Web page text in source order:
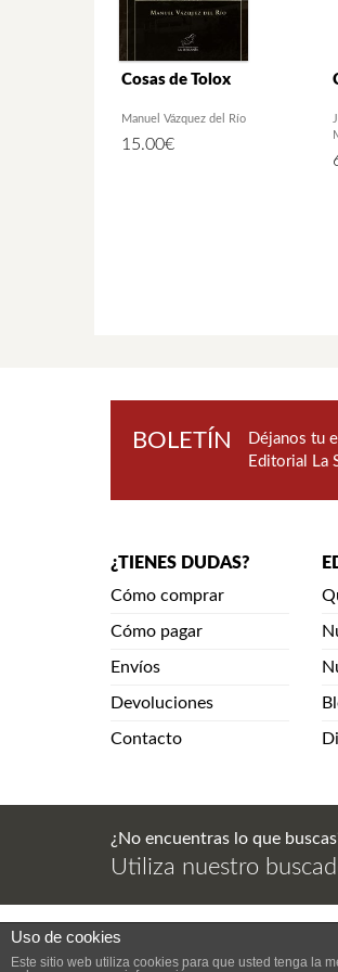
Cosas de Tolox
Manuel Vázquez del Río
15.00€
BOLETÍN
Déjanos tu
Editorial La
¿TIENES DUDAS?
Cómo comprar
Cómo pagar
Envíos
Devoluciones
Contacto
¿No encuentras lo que
Utiliza nuestro
Aviso Legal. Política de
Uso de cookies
Este sitio web utiliza cookies para que usted tenga la